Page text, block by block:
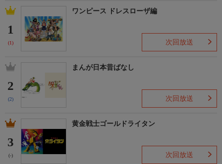
1
(1)
ワンピース ドレスローザ編
次回放送
2
(2)
まんが日本昔ばなし
次回放送
3
(-)
黄金戦士ゴールドライタン
次回放送